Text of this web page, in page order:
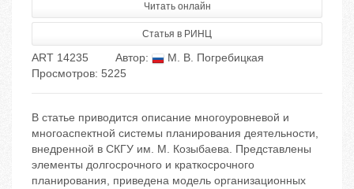
Читать онлайн
Статья в РИНЦ
ART 14235 Автор:
М. В. Погребицкая
Просмотров: 5225
В статье приводится описание многоуровневой и
многоаспектной системы планирования деятельности,
внедренной в СКГУ им. М. Козыбаева. Представлены
элементы долгосрочного и краткосрочного
планирования, приведена модель организационных